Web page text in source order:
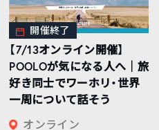
開催終了
【7/13オンライン開催】
POOLOが気になる人へ｜旅
好き同士でワーホリ・世界
一周について話そう
オンライン